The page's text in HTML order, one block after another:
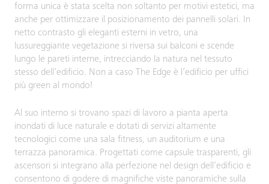
forma unica è stata scelta non soltanto per motivi estetici, ma
anche per ottimizzare il posizionamento dei pannelli solari. In
netto contrasto gli eleganti esterni in vetro, una
lussureggiante vegetazione si riversa sui balconi e scende
lungo le pareti interne, intrecciando la natura nel tessuto
stesso dell’edificio. Non a caso The Edge è l’edificio per uffici
più green al mondo!
Al suo interno si trovano spazi di lavoro a pianta aperta
inondati di luce naturale e dotati di servizi altamente
tecnologici come una sala fitness, un auditorium e una
terrazza panoramica. Progettati come capsule trasparenti, gli
ascensori si integrano alla perfezione nel design dell’edificio e
consentono di godere di magnifiche viste panoramiche sulla